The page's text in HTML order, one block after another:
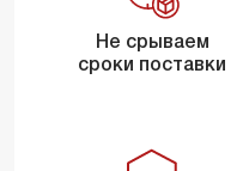
Не срываем
сроки поставки